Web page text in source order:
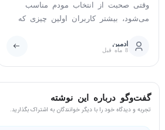
وقتی صحبت از انتخاب مودم مناسب
می‌شود، بیشتر کاربران اولین چیزی که
ادمین
8 ماه قبل
گفت‌وگو درباره این نوشته
تجربه و دیدگاه خود را با دیگر خوانندگان به اشتراک بگذارید.